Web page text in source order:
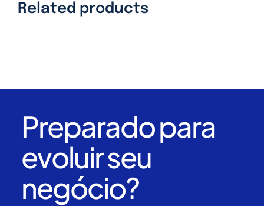
Related products
Preparado para
evoluir seu
negócio?